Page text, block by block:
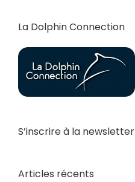
La Dolphin Connection
S’inscrire à la newsletter
Articles récents